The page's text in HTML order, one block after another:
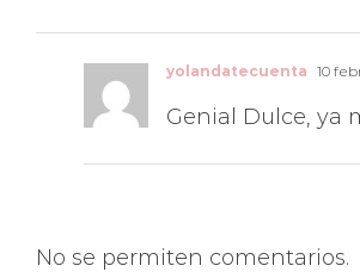
yolandatecuenta 10
Genial Dulce, ya
No se permiten comentarios.